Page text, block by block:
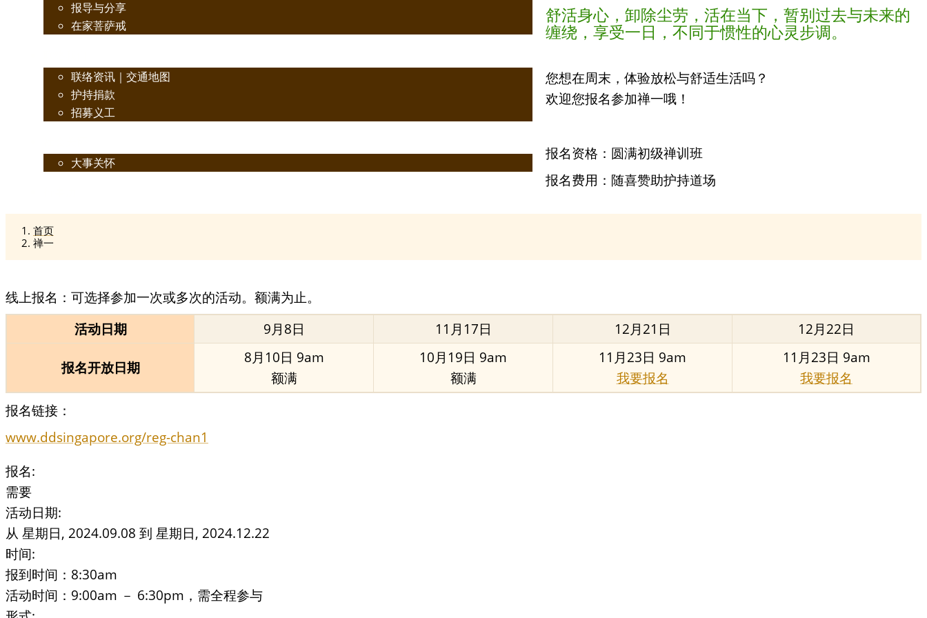
报导与分享
在家菩萨戒
联络资讯｜交通地图
护持捐款
招募义工
大事关怀
首页
禅一
舒活身心，卸除尘劳，活在当下，暂别过去与未来的
缠绕，享受一日，不同于惯性的心灵步调。
您想在周末，体验放松与舒适生活吗？
欢迎您报名参加禅一哦！
报名资格：圆满初级禅训班
报名费用：随喜赞助护持道场
线上报名：可选择参加一次或多次的活动。额满为止。
活动日期
9月8日 11月17日 12月21日 12月22日
报名开放日期
8月10日 9am
额满
10月19日 9am
额满
11月23日 9am
我要报名
11月23日 9am
我要报名
报名链接：
www.ddsingapore.org/reg-chan1
报名:
需要
活动日期:
从 星期日, 2024.09.08 到 星期日, 2024.12.22
时间:
报到时间：8:30am
活动时间：9:00am － 6:30pm，需全程参与